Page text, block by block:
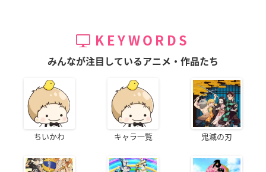
KEYWORDS
みんなが注目しているアニメ・作品たち
ちいかわ キャラ一覧 鬼滅の刃